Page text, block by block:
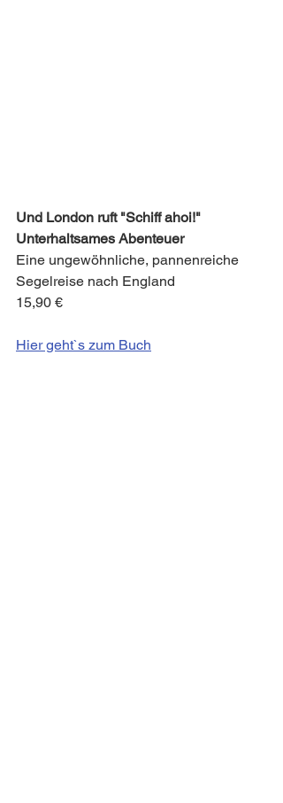
Und London ruft "Schiff ahoi!"
Unterhaltsames Abenteuer
Eine ungewöhnliche, pannenreiche
Segelreise nach England
15,90 €
Hier geht`s zum Buch